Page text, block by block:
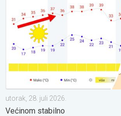
utorak, 28. juli 2026.
Većinom stabilno